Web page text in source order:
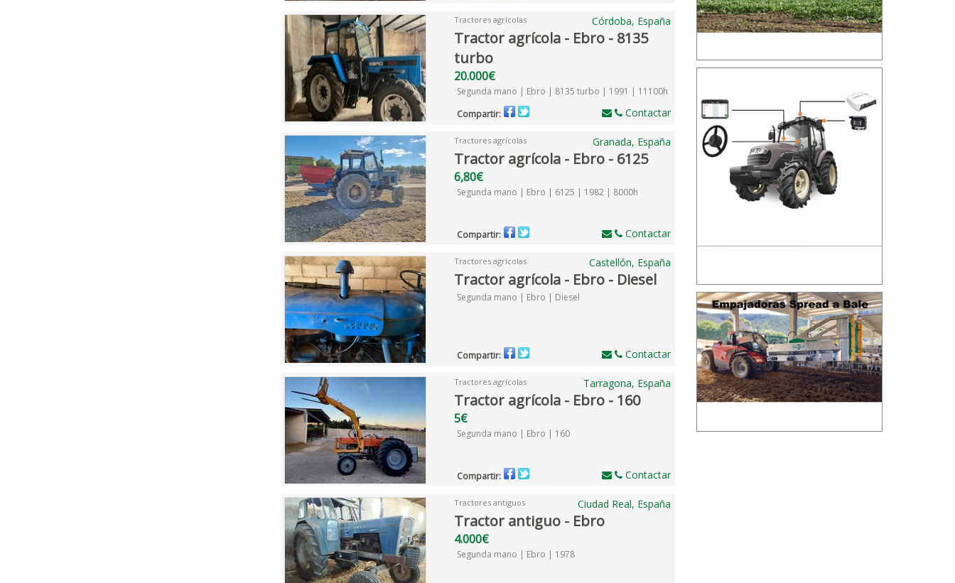
Tractores agrícolas Córdoba, España
Tractor agrícola - Ebro - 8135
turbo
20.000€
Segunda mano | Ebro | 8135 turbo | 1991 | 11100h
Compartir:
Contactar
Tractores agrícolas Granada, España
Tractor agrícola - Ebro - 6125
6,80€
Segunda mano | Ebro | 6125 | 1982 | 8000h
Compartir: Contactar
Tractores agrícolas Castellón, España
Tractor agrícola - Ebro - Diesel
Segunda mano | Ebro | Diesel
Compartir: Contactar
Tractores agrícolas Tarragona, España
Tractor agrícola - Ebro - 160
5€
Segunda mano | Ebro | 160
Compartir: Contactar
Tractores antiguos Ciudad Real, España
Tractor antiguo - Ebro
4.000€
Segunda mano | Ebro | 1978